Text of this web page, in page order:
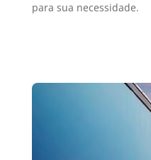
para sua necessidade.